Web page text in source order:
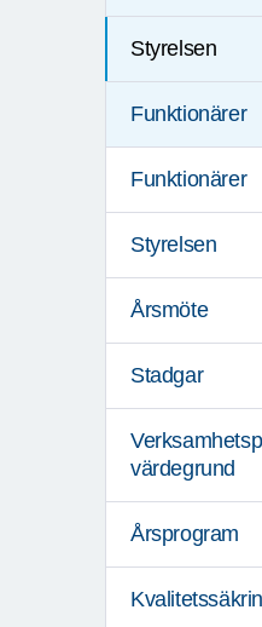
Styrelsen
Funktionärer
Funktionärer
Styrelsen
Årsmöte
Stadgar
värdegrund
Årsprogram